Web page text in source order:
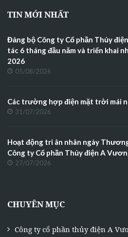
TIN MỚI NHẤT
Đảng bộ Công ty Cổ phần Thủy
tác 6 tháng đầu năm và triển khai
2026
05/08/2026
Các trường hợp điện mặt trời mái
31/07/2026
Hoạt động tri ân nhân ngày
Công ty Cổ phần Thủy điện A
27/07/2026
CHUYÊN MỤC
Công ty cổ phần thủy điện A